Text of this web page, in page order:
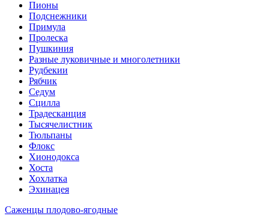
Пионы
Подснежники
Примула
Пролеска
Пушкиния
Разные луковичные и многолетники
Рудбекии
Рябчик
Седум
Сцилла
Традесканция
Тысячелистник
Тюльпаны
Флокс
Хионодокса
Хоста
Хохлатка
Эхинацея
Саженцы плодово-ягодные